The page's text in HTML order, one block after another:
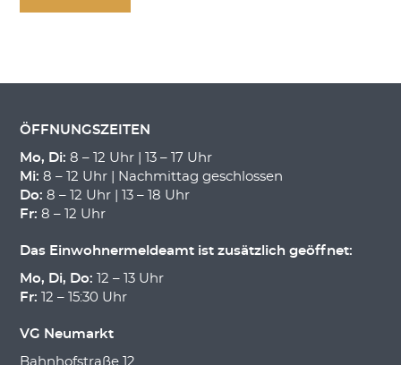
ÖFFNUNGSZEITEN
Mo, Di: 8 – 12 Uhr | 13 – 17 Uhr
Mi: 8 – 12 Uhr | Nachmittag geschlossen
Do: 8 – 12 Uhr | 13 – 18 Uhr
Fr: 8 – 12 Uhr
Das Einwohnermeldeamt ist zusätzlich geöffnet:
Mo, Di, Do: 12 – 13 Uhr
Fr: 12 – 15:30 Uhr
VG Neumarkt
Bahnhofstraße 12